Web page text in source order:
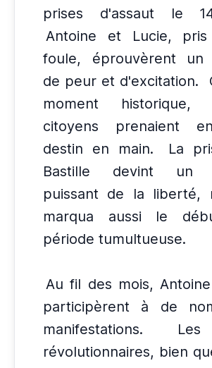
prises d'assaut le
Antoine et Lucie,
foule, éprouvèrent un
de peur et d'excitation.
moment
citoyens prenaient
destin en main.
La
Bastille devint un
puissant de la liberté,
marqua aussi le
période tumultueuse.
Au fil des mois,
participèrent à de
manifestations.
révolutionnaires, bien